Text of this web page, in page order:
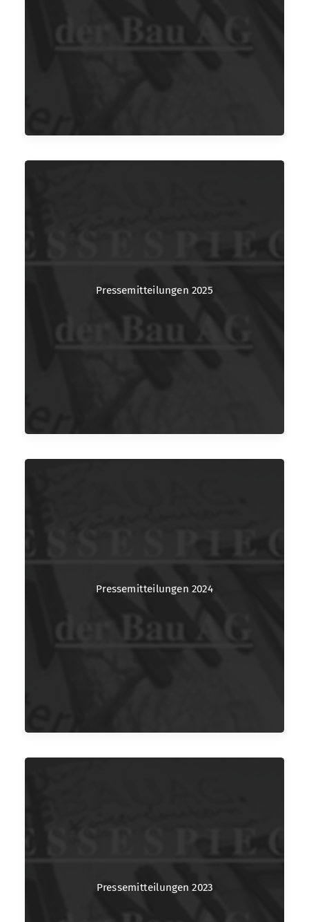
Pressemitteilungen 2025
Pressemitteilungen 2024
Pressemitteilungen 2023